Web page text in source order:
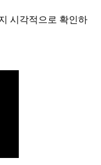
시각적으로 확인하